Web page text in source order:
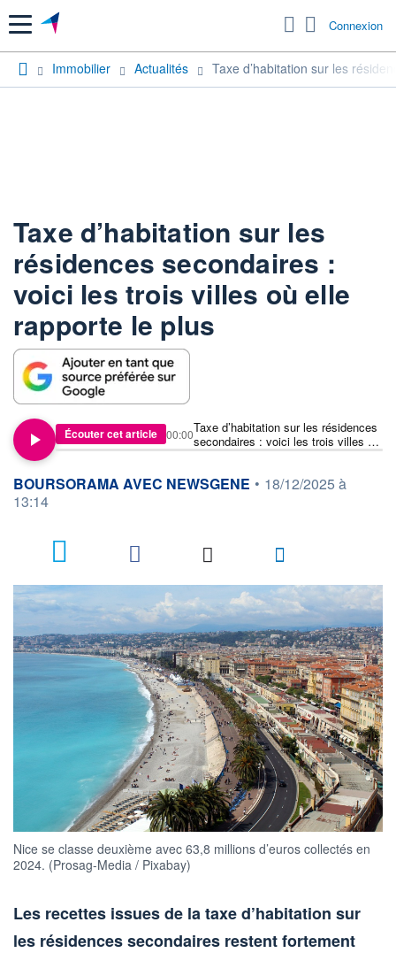
Menu Connexion
Immobilier Actualités Taxe d’habitation sur les
Taxe d’habitation sur les
résidences secondaires :
voici les trois villes où elle
rapporte le plus
Écouter cet article
Taxe d’habitation sur les résidences
secondaires : voici les trois villes où
elle rapporte le plus
00:00
information fournie par
BOURSORAMA AVEC NEWSGENE • 18/12/2025 à
13:14
Nice se classe deuxième avec 63,8 millions d’euros collectés en
2024. (Prosag-Media / Pixabay)
Les recettes issues de la taxe d’habitation sur
les résidences secondaires restent fortement